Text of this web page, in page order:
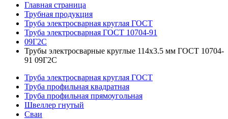
Главная страница
Трубная продукция
Труба электросварная круглая ГОСТ
Труба электросварная ГОСТ 10704-91
09Г2С
Трубы электросварные круглые 114x3.5 мм ГОСТ 10704-
91 09Г2С
Труба электросварная круглая ГОСТ
Труба профильная квадратная
Труба профильная прямоугольная
Швеллер гнутый
Сваи